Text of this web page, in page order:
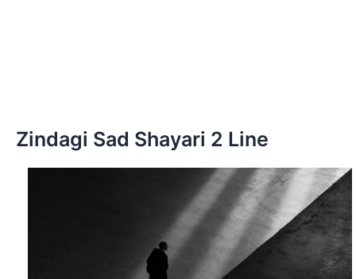
Zindagi Sad Shayari 2 Line